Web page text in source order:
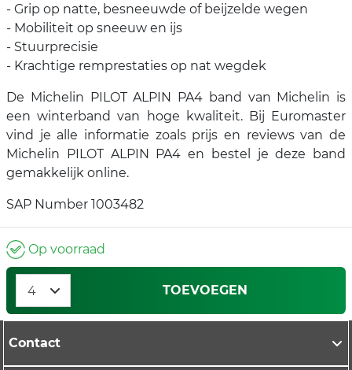
- Grip op natte, besneeuwde of beijzelde wegen
- Mobiliteit op sneeuw en ijs
- Stuurprecisie
- Krachtige remprestaties op nat wegdek
De Michelin PILOT ALPIN PA4 band van Michelin is
een winterband van hoge kwaliteit. Bij Euromaster
vind je alle informatie zoals prijs en reviews van de
Michelin PILOT ALPIN PA4 en bestel je deze band
gemakkelijk online.
SAP Number 1003482
Op voorraad
TOEVOEGEN
Contact